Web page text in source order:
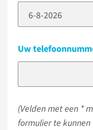
Uw
(Velden met een *
formulier te